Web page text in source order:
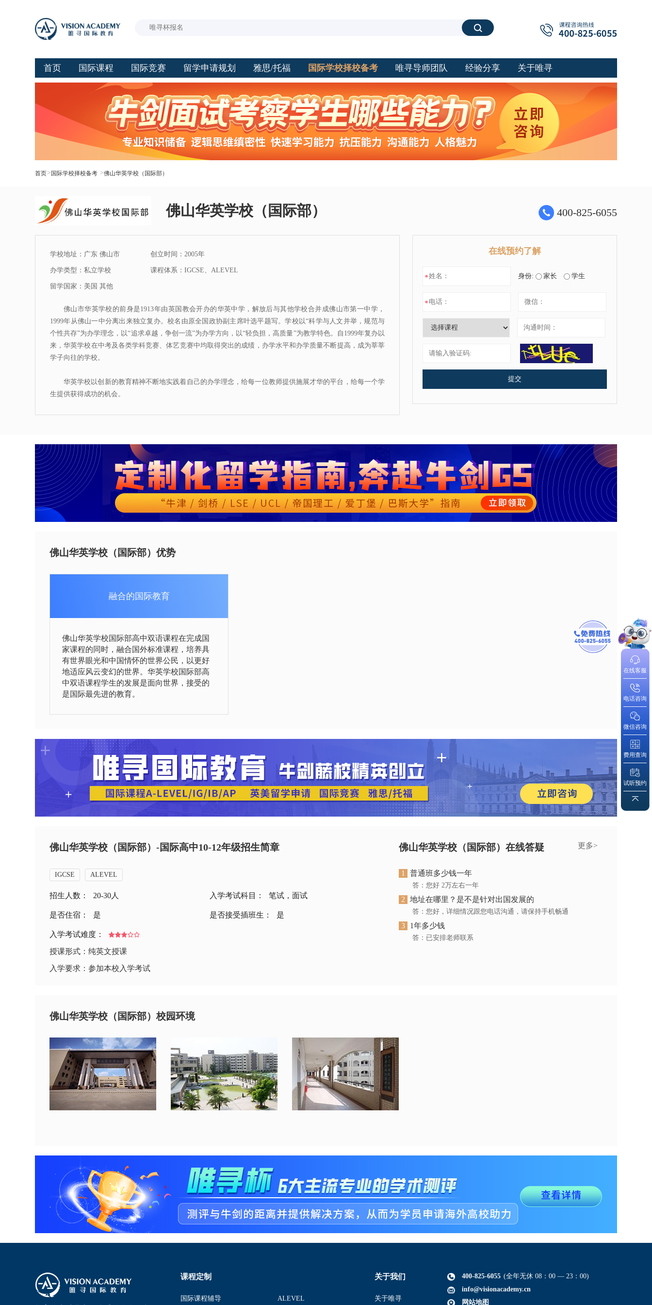
搜索
首页 国际课程 国际竞赛 留学申请规划 雅思/托福 国际学校择校备考 唯寻导师团队 经验分享 关于唯寻
首页> 国际学校择校备考 >佛山华英学校（国际部）
佛山华英学校（国际部） 400-825-6055
学校地址：广东 佛山市 创立时间：2005年
办学类型：私立学校 课程体系：IGCSE、ALEVEL
留学国家：美国 其他
佛山市华英学校的前身是1913年由英国教会开办的华英中学，解放后与其他学校合并成佛山市第一中学，
1999年从佛山一中分离出来独立复办。校名由原全国政协副主席叶选平题写。学校以“科学与人文并举，规范与
个性共存”为办学理念，以“追求卓越，争创一流”为办学方向，以“轻负担，高质量”为教学特色。自1999年复办以
来，华英学校在中考及各类学科竞赛、体艺竞赛中均取得突出的成绩，办学水平和办学质量不断提高，成为莘莘
学子向往的学校。
华英学校以创新的教育精神不断地实践着自己的办学理念，给每一位教师提供施展才华的平台，给每一个学
生提供获得成功的机会。
在线预约了解
* 身份: 家长 学生
*
提交
佛山华英学校（国际部）优势
融合的国际教育
佛山华英学校国际部高中双语课程在完成国
家课程的同时，融合国外标准课程，培养具
有世界眼光和中国情怀的世界公民，以更好
地适应风云变幻的世界。华英学校国际部高
中双语课程学生的发展是面向世界，接受的
是国际最先进的教育。
佛山华英学校（国际部）-国际高中10-12年级招生简章
IGCSE ALEVEL
招生人数： 20-30人 入学考试科目： 笔试，面试
是否住宿： 是 是否接受插班生： 是
入学考试难度：
授课形式：纯英文授课
入学要求：参加本校入学考试
佛山华英学校（国际部）在线答疑 更多>
1 普通班多少钱一年
答：您好 2万左右一年
2 地址在哪里？是不是针对出国发展的
答：您好，详细情况跟您电话沟通，请保持手机畅通
3 1年多少钱
答：已安排老师联系
佛山华英学校（国际部）校园环境
课程定制
国际课程辅导 ALEVEL
关于我们
关于唯寻
400-825-6055 (全年无休 08：00 — 23：00)
info@visionacademy.cn
网站地图
在线客服
电话咨询
微信咨询
费用查询
试听预约